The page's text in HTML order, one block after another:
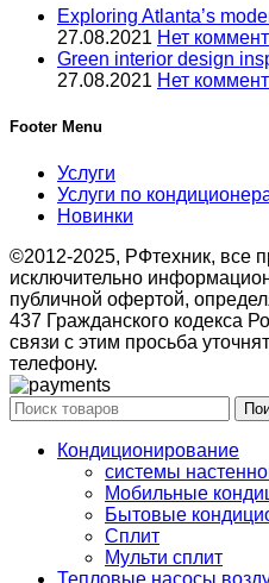
Exploring Atlanta’s
27.08.2021 Нет
Green interior design
27.08.2021 Нет
Footer Menu
Услуги
Услуги по
Новинки
©2012-2025, РФтехник, все
исключительно
публичной офертой,
437 Гражданского кодекса
связи с этим просьба
телефону.
Кондиционирование
системы
Мобильные
Бытовые
Сплит
Мульти сплит
Тепловые насосы